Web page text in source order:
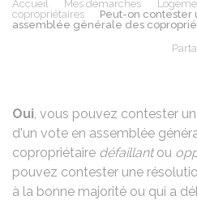
Accueil Mes démarches
copropriétaires
Peut-on contester
assemblée générale des
Oui, vous pouvez contester
d'un vote en assemblée
copropriétaire défaillantou
pouvez contester une
à la bonne majorité ou qui a